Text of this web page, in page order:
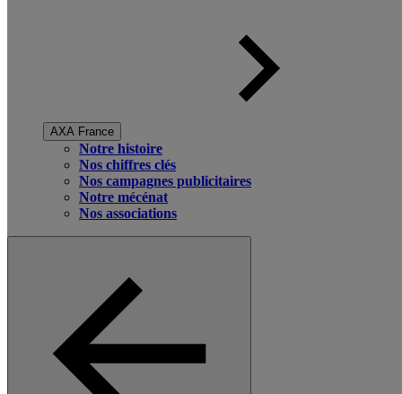
AXA France
Notre histoire
Nos chiffres clés
Nos campagnes publicitaires
Notre mécénat
Nos associations